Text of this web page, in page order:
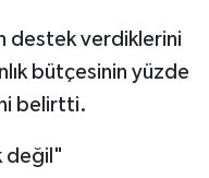
destek verdiklerini
bütçesinin yüzde
belirtti.
değil"